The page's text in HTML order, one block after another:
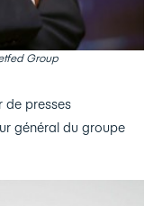
Group
de presses
général du groupe